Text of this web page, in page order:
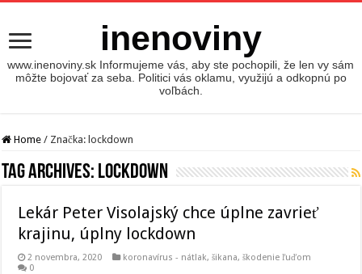
inenoviny
www.inenoviny.sk Informujeme vás, aby ste pochopili, že len vy sám
môžte bojovať za seba. Politici vás oklamu, využijú a odkopnú po
voľbách.
Home / Značka: lockdown
Tag Archives: lockdown
Lekár Peter Visolajský chce úplne zavrieť
krajinu, úplny lockdown
2 novembra, 2020
koronavírus - nátlak, šikana, škodenie ľuďom
0